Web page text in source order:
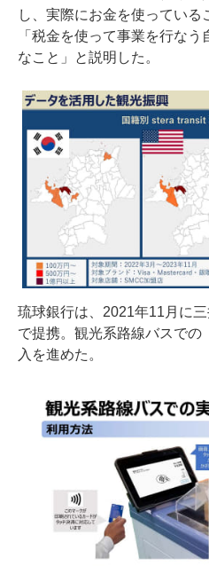
し、実際にお金を使っている
「税金を使って事業を行な
なこと」と説明した。
琉球銀行は、2021年11月に
で提携。観光系路線バスでの
入を進めた。